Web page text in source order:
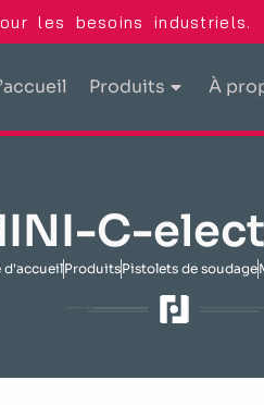
les besoins industriels.
Produits À
C-
d'accueilProduitsPistolets de soudage